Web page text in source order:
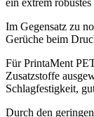
Im Gegensatz zu
Gerüche beim
Für PrintaMent
Zusatzstoffe
Schlagfestigkeit,
Durch den